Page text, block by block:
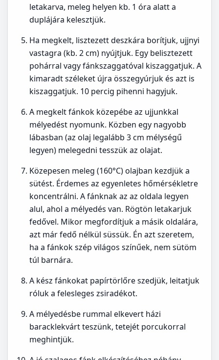
letakarva, meleg helyen kb. 1 óra alatt a
duplájára kelesztjük.
Ha megkelt, lisztezett deszkára borítjuk, ujjnyi
vastagra (kb. 2 cm) nyújtjuk. Egy belisztezett
pohárral vagy fánkszaggatóval kiszaggatjuk. A
kimaradt széleket újra összegyúrjuk és azt is
kiszaggatjuk. 10 percig pihenni hagyjuk.
A megkelt fánkok közepébe az ujjunkkal
mélyedést nyomunk. Közben egy nagyobb
lábasban (az olaj legalább 3 cm mélységű
legyen) melegedni tesszük az olajat.
Közepesen meleg (160°C) olajban kezdjük a
sütést. Érdemes az egyenletes hőmérsékletre
koncentrálni. A fánknak az az oldala legyen
alul, ahol a mélyedés van. Rögtön letakarjuk
fedővel. Mikor megfordítjuk a másik oldalára,
azt már fedő nélkül süssük. Én azt szeretem,
ha a fánkok szép világos színűek, nem sütöm
túl barnára.
A kész fánkokat papírtörlőre szedjük, leitatjuk
róluk a felesleges zsiradékot.
A mélyedésbe rummal elkevert házi
baracklekvárt teszünk, tetejét porcukorral
meghintjük.